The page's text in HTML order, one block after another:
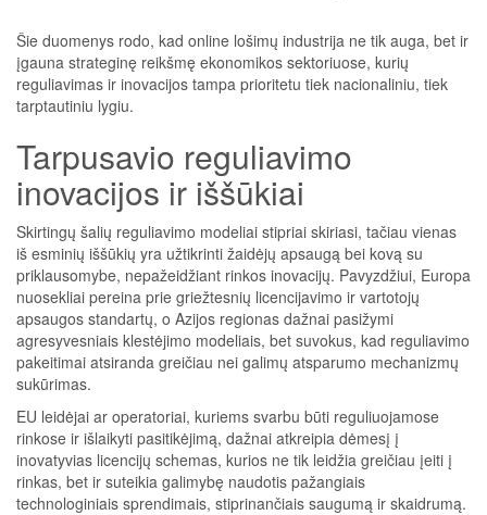
Šie duomenys rodo, kad online lošimų industrija ne tik auga, bet ir
įgauna strateginę reikšmę ekonomikos sektoriuose, kurių
reguliavimas ir inovacijos tampa prioritetu tiek nacionaliniu, tiek
tarptautiniu lygiu.
Tarpusavio reguliavimo
inovacijos ir iššūkiai
Skirtingų šalių reguliavimo modeliai stipriai skiriasi, tačiau vienas
iš esminių iššūkių yra užtikrinti žaidėjų apsaugą bei kovą su
priklausomybe, nepažeidžiant rinkos inovacijų. Pavyzdžiui, Europa
nuosekliai pereina prie griežtesnių licencijavimo ir vartotojų
apsaugos standartų, o Azijos regionas dažnai pasižymi
agresyvesniais klestėjimo modeliais, bet suvokus, kad reguliavimo
pakeitimai atsiranda greičiau nei galimų atsparumo mechanizmų
sukūrimas.
EU leidėjai ar operatoriai, kuriems svarbu būti reguliuojamose
rinkose ir išlaikyti pasitikėjimą, dažnai atkreipia dėmesį į
inovatyvias licencijų schemas, kurios ne tik leidžia greičiau įeiti į
rinkas, bet ir suteikia galimybę naudotis pažangiais
technologiniais sprendimais, stiprinančiais saugumą ir skaidrumą.